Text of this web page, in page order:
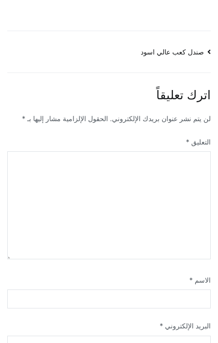
تصفّح
صندل كعب عالي اسود
اترك تعليقاً
لن يتم نشر عنوان بريدك الإلكتروني. الحقول الإلزامية مشار إليها بـ *
التعليق *
الاسم *
البريد الإلكتروني *